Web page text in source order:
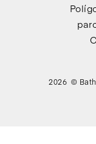
2026 ©